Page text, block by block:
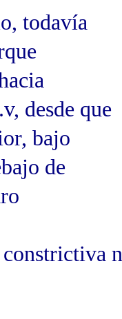
todavía
desde que
bajo
de